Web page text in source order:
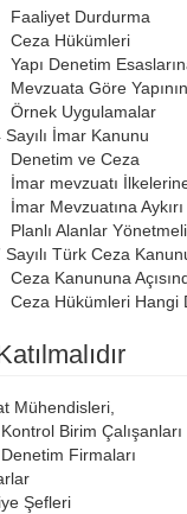
Faaliyet Durdurma
Ceza Hükümleri
Yapı Denetim
Mevzuata Göre
Örnek Uygulamalar
İmar Kanunu
Denetim ve Ceza
İmar mevzuatı
İmar Mevzuatına
Planlı Alanlar
Sayılı Türk Ceza
Ceza Kanununa
Ceza Hükümleri Hangi
Mühendisleri,
Kontrol Birim Çalışanları
Denetim Firmaları
Şefleri